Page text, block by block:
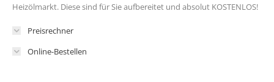
Heizölmarkt. Diese sind für Sie aufbereitet und absolut KOSTENLOS!
Preisrechner
Online-Bestellen